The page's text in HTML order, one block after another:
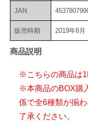
JAN
販売時期 2019年8月
商品説明
※こちらの商品は
※本商品のBOX購
係で全6種類が揃
了承ください。